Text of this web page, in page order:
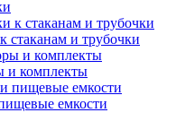
и трубочки
и комплекты
емкости